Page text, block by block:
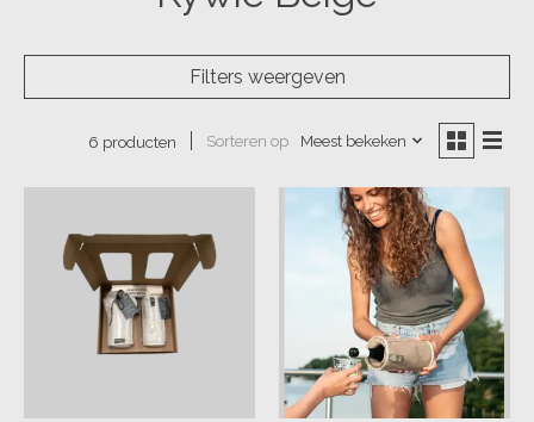
Filters weergeven
6 producten Sorteren op Meest bekeken